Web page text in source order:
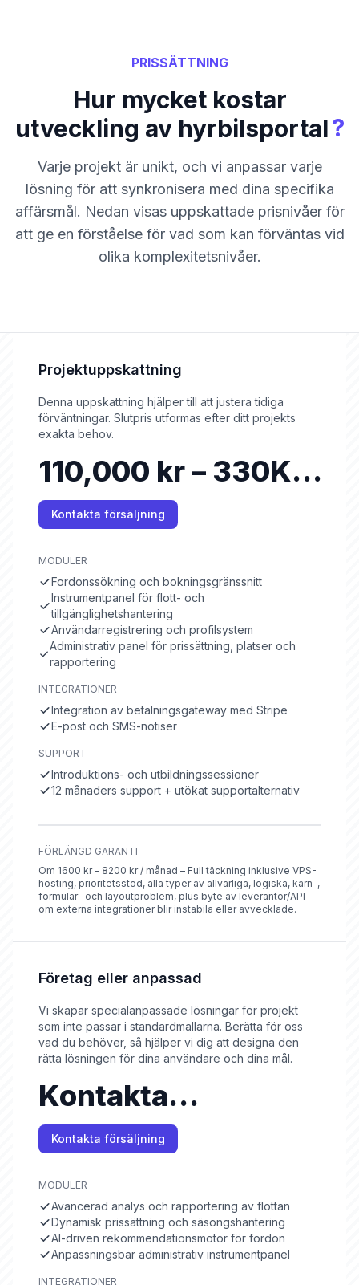
PRISSÄTTNING
Hur mycket kostar
utveckling av hyrbilsportal?
Varje projekt är unikt, och vi anpassar varje
lösning för att synkronisera med dina specifika
affärsmål. Nedan visas uppskattade prisnivåer för
att ge en förståelse för vad som kan förväntas vid
olika komplexitetsnivåer.
Projektuppskattning
Denna uppskattning hjälper till att justera tidiga
förväntningar. Slutpris utformas efter ditt projekts
exakta behov.
110,000 kr – 330K+
krKontakta försäljning
MODULER
Fordonssökning och bokningsgränssnitt
Instrumentpanel för flott- och
tillgänglighetshantering
Användarregistrering och profilsystem
Administrativ panel för prissättning, platser och
rapportering
INTEGRATIONER
Integration av betalningsgateway med Stripe
E-post och SMS-notiser
SUPPORT
Introduktions- och utbildningssessioner
12 månaders support + utökat supportalternativ
FÖRLÄNGD GARANTI
Om 1600 kr - 8200 kr / månad – Full täckning inklusive VPS-
hosting, prioritetsstöd, alla typer av allvarliga, logiska, kärn-,
formulär- och layoutproblem, plus byte av leverantör/API
om externa integrationer blir instabila eller avvecklade.
Företag eller anpassad
Vi skapar specialanpassade lösningar för projekt
som inte passar i standardmallarna. Berätta för oss
vad du behöver, så hjälper vi dig att designa den
rätta lösningen för dina användare och dina mål.
Kontakta
försäljning
Kontakta försäljning
MODULER
Avancerad analys och rapportering av flottan
Dynamisk prissättning och säsongshantering
AI-driven rekommendationsmotor för fordon
Anpassningsbar administrativ instrumentpanel
INTEGRATIONER